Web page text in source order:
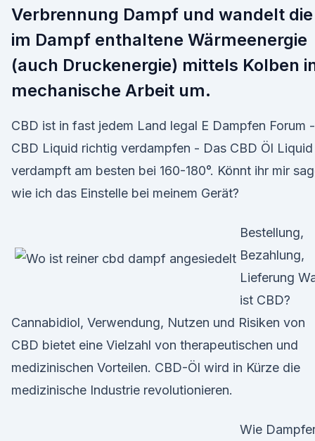
Verbrennung Dampf und wandelt die
im Dampf enthaltene Wärmeenergie
(auch Druckenergie) mittels Kolben
mechanische Arbeit um.
CBD ist in fast jedem Land legal E Dampfen Forum -
CBD Liquid richtig verdampfen - Das CBD Öl Liquid
verdampft am besten bei 160-180°. Könnt ihr mir
wie ich das Einstelle bei meinem Gerät?
Bestellung,
Bezahlung,
Lieferung
ist CBD?
Cannabidiol, Verwendung, Nutzen und Risiken von
CBD bietet eine Vielzahl von therapeutischen und
medizinischen Vorteilen. CBD-Öl wird in Kürze die
medizinische Industrie revolutionieren.
Wie